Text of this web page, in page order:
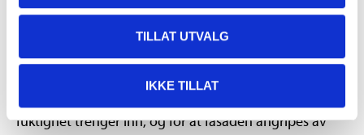
TILLAT UTVALG
IKKE TILLAT
spikerslag.
Litt ekstra omsorg til vindskier og vinduskarmer. Påfør
grunningsolje på disse utsatte overflatene. Ved å
fuktighet trenger inn, og for at fasaden angripes av